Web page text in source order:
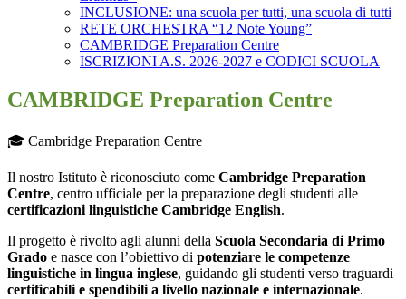
INCLUSIONE: una scuola per tutti, una scuola di tutti
RETE ORCHESTRA “12 Note Young”
CAMBRIDGE Preparation Centre
ISCRIZIONI A.S. 2026-2027 e CODICI SCUOLA
CAMBRIDGE Preparation Centre
🎓 Cambridge Preparation Centre
Il nostro Istituto è riconosciuto come Cambridge Preparation
Centre, centro ufficiale per la preparazione degli studenti alle
certificazioni linguistiche Cambridge English.
Il progetto è rivolto agli alunni della Scuola Secondaria di Primo
Grado e nasce con l’obiettivo di potenziare le competenze
linguistiche in lingua inglese, guidando gli studenti verso traguardi
certificabili e spendibili a livello nazionale e internazionale.